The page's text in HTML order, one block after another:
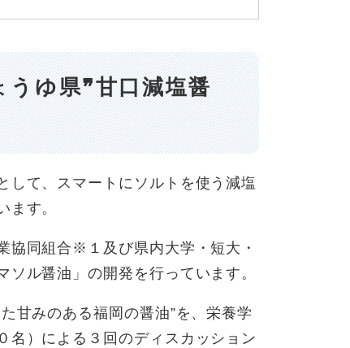
うゆ県❞甘口減塩醤
て、スマートにソルトを使う減塩
ます。
同組合※１及び県内大学・短大・
ル醤油」の開発を行っています。
甘みのある福岡の醤油”を、栄養学
名）による３回のディスカッション